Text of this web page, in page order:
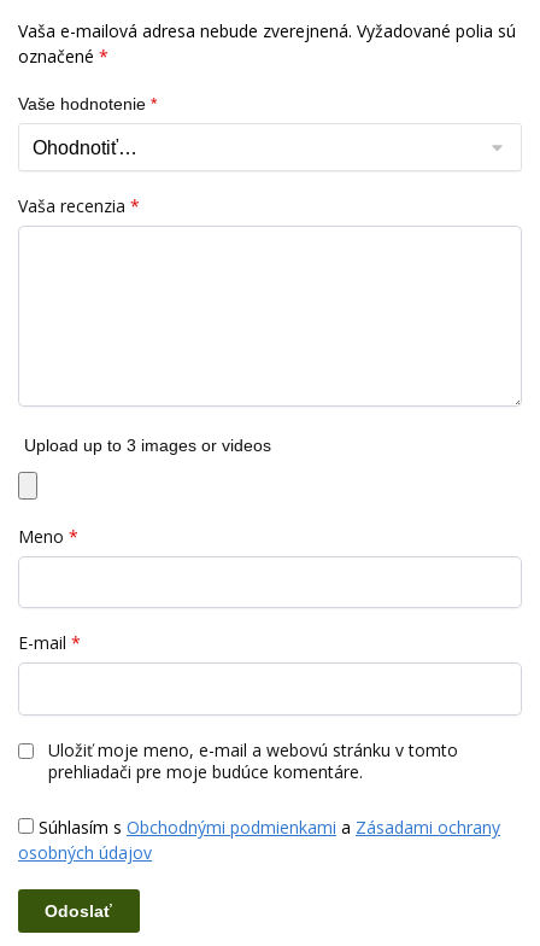
Vaša e-mailová adresa nebude zverejnená. Vyžadované polia sú
označené *
Vaše hodnotenie *
Vaša recenzia *
Upload up to 3 images or videos
Meno *
E-mail *
Uložiť moje meno, e-mail a webovú stránku v tomto
prehliadači pre moje budúce komentáre.
Súhlasím s Obchodnými podmienkami a Zásadami ochrany
osobných údajov